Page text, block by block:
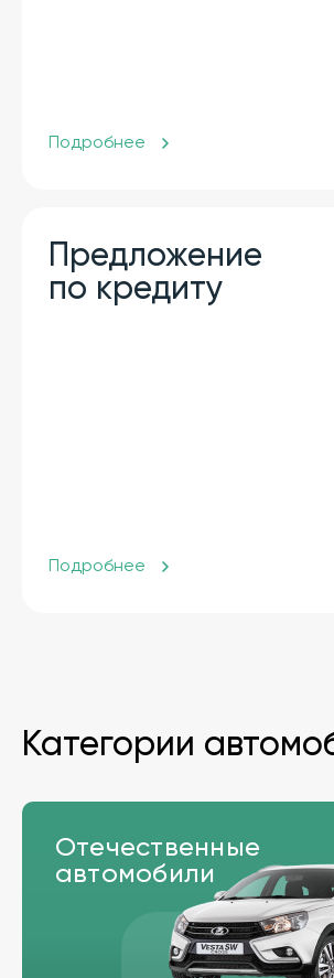
Подробнее
Предложение
по кредиту
Подробнее
Категории
Отечественные
автомобили